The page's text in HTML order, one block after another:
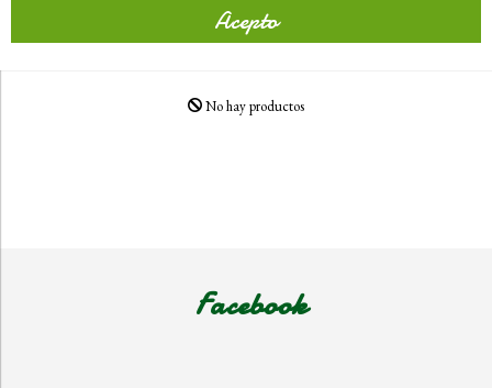
Acepto
No hay productos
Facebook